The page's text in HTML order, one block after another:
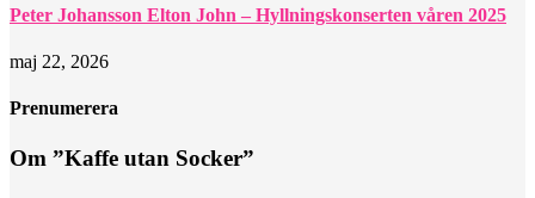
Peter Johansson Elton John – Hyllningskonserten våren 2025
maj 22, 2026
Prenumerera
Om ”Kaffe utan Socker”